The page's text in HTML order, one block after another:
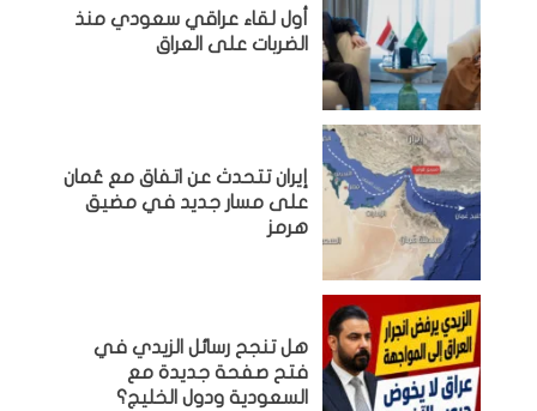
أول لقاء عراقي سعودي منذ
الضربات على العراق
إيران تتحدث عن اتفاق مع عُمان
على مسار جديد في مضيق
هرمز
هل تنجح رسائل الزيدي في
فتح صفحة جديدة مع
السعودية ودول الخليج؟